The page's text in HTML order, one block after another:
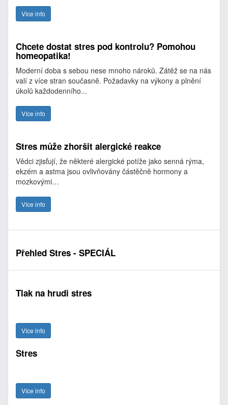
Více info
Chcete dostat stres pod kontrolu? Pomohou
homeopatika!
Moderní doba s sebou nese mnoho nároků. Zátěž se na nás
valí z více stran současně. Požadavky na výkony a plnění
úkolů každodenního...
Více info
Stres může zhoršit alergické reakce
Vědci zjisťují, že některé alergické potíže jako senná rýma,
ekzém a astma jsou ovlivňovány částěčně hormony a
mozkovými…
Více info
Přehled Stres - SPECIÁL
Tlak na hrudi stres
Více info
Stres
Více info